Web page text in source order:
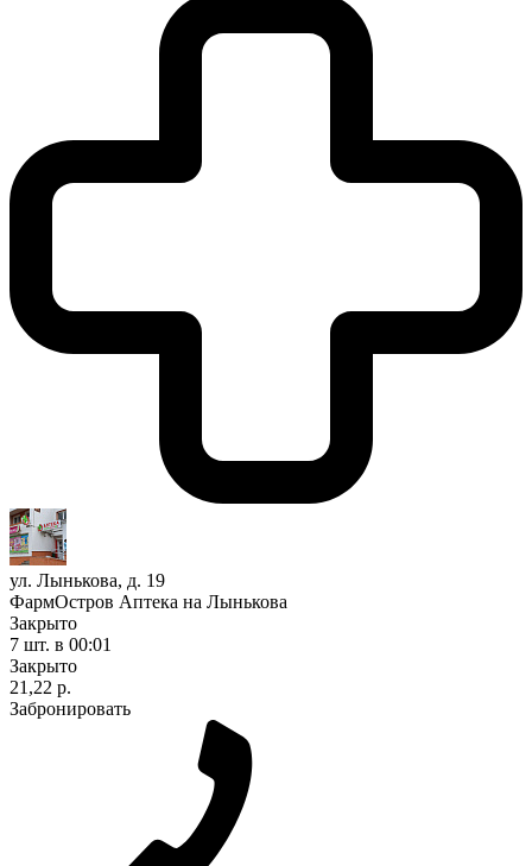
ул. Лынькова, д. 19
ФармОстров Аптека на Лынькова
Закрыто
7 шт. в 00:01
Закрыто
21,22 р.
Забронировать